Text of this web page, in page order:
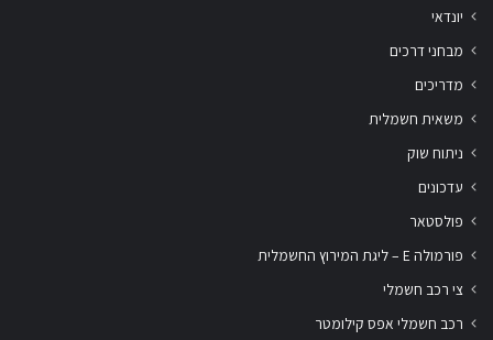
יונדאי
מבחני דרכים
מדריכים
משאית חשמלית
ניתוח שוק
עדכונים
פולסטאר
פורמולה E – ליגת המירוץ החשמלית
צי רכב חשמלי
רכב חשמלי אפס קילומטר